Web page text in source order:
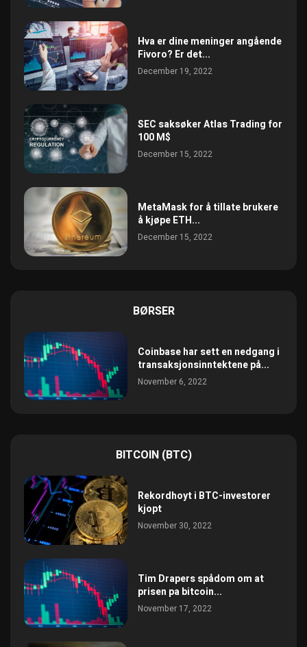
Hva er dine meninger angående
Fivoro? Er det...
December 19, 2022
SEC saksøker Atlas Trading for
100 M$
December 15, 2022
MetaMask for å tillate brukere
å kjøpe ETH...
December 15, 2022
BØRSER
Coinbase har sett en nedgang i
transaksjonsinntektene på...
November 6, 2022
BITCOIN (BTC)
Rekordhoyt i BTC-investorer
kjopt
November 30, 2022
Tim Drapers spådom om at
prisen pa bitcoin...
November 17, 2022